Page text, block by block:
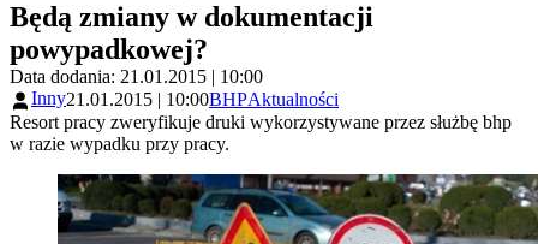
Będą zmiany w dokumentacji
powypadkowej?
Data dodania: 21.01.2015 | 10:00
Inny21.01.2015 | 10:00BHPAktualności
Resort pracy zweryfikuje druki wykorzystywane przez służbę bhp
w razie wypadku przy pracy.